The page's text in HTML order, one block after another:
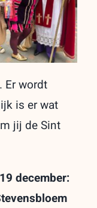
Er wordt
is er wat
jij de Sint
december: